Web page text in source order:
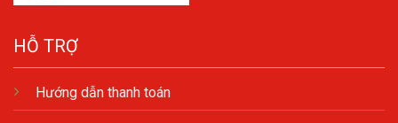
HỖ TRỢ
Hướng dẫn thanh toán